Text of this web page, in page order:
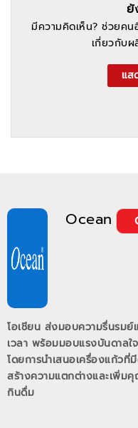
Ocean
โอเชียน ส่งมอบความรื่นรม
เวลา พร้อมมอบแรงบันดาลใ
โดยการนำเสนอเครื่องแก้ว
สร้างความแตกต่างและเพิ่ม
กินดื่ม
ยั
มีความคิดเห็น? ช่วยค
เกี่ยวกับ
แส